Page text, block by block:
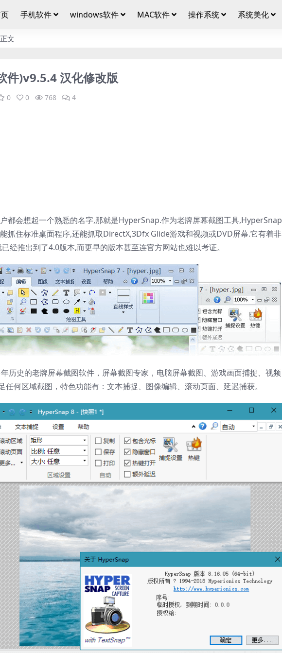
手机软件 windows软件 MAC软件 操作系统 系统美化
正文
件)v9.5.4 汉化修改版
0 0 768 4
都会想起一个熟悉的名字,那就是HyperSnap.作为老牌屏幕截图工具,HyperSnap
抓住标准桌面程序,还能抓取DirectX,3Dfx Glide游戏和视频或DVD屏幕.它有着非
经推出到了4.0版本,而更早的版本甚至连官方网站也难以考证。
历史的老牌屏幕截图软件，屏幕截图专家，电脑屏幕截图、游戏画面捕捉、视频
任何区域截图，特色功能有：文本捕捉、图像编辑、滚动页面、延迟捕获。